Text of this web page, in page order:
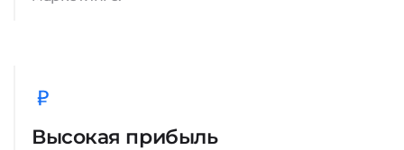
Высокая прибыль